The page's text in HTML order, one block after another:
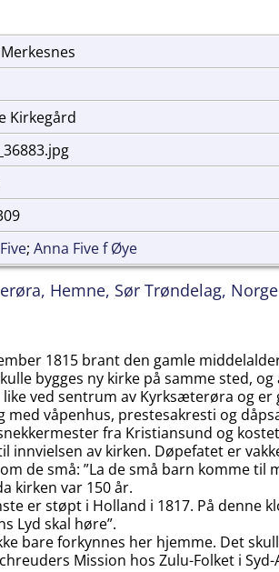
Kirkegård
; Anna Five f Øye
Hemne, Sør Trøndelag, Norge
1815 brant den gamle
bygges ny kirke på samme sted,
ved sentrum av Kyrksæterøra og
med våpenhus, prestesakresti og
fra Kristiansund og kostet
innvielsen av kirken. Døpefatet er
de små: ”La de små barn komme til
kirken var 150 år.
er støpt i Holland i 1817. På denne
Lyd skal høre”.
bare forkynnes her hjemme. Det
Mission hos Zulu-Folket i Syd-